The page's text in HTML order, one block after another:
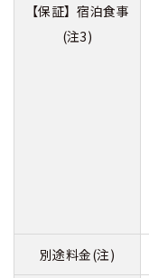
【保証】宿泊食事
(注3)
別途料金(注)